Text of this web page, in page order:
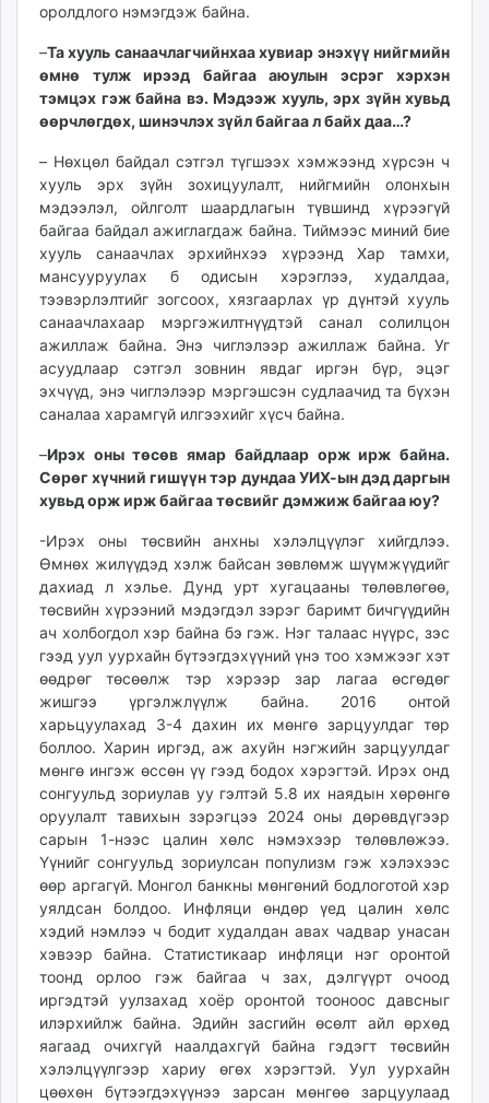
оролдлого нэмэгдэж байна.
–Та хууль санаачлагчийнхаа хувиар энэхүү нийгмийн
өмнө тулж ирээд байгаа аюулын эсрэг хэрхэн
тэмцэх гэж байна вэ. Мэдээж хууль, эрх зүйн хувьд
өөрчлөгдөх, шинэчлэх зүйл байгаа л байх даа…?
– Нөхцөл байдал сэтгэл түгшээх хэмжээнд хүрсэн ч
хууль эрх зүйн зохицуулалт, нийгмийн олонхын
мэдээлэл, ойлголт шаардлагын түвшинд хүрээгүй
байгаа байдал ажиглагдаж байна. Тиймээс миний бие
хууль санаачлах эрхийнхээ хүрээнд Хар тамхи,
мансууруулах б одисын хэрэглээ, худалдаа,
тээвэрлэлтийг зогсоох, хязгаарлах үр дүнтэй хууль
санаачлахаар мэргэжилтнүүдтэй санал солилцон
ажиллаж байна. Энэ чиглэлээр ажиллаж байна. Уг
асуудлаар сэтгэл зовнин явдаг иргэн бүр, эцэг
эхчүүд, энэ чиглэлээр мэргэшсэн судлаачид та бүхэн
саналаа харамгүй илгээхийг хүсч байна.
–Ирэх оны төсөв ямар байдлаар орж ирж байна.
Сөрөг хүчний гишүүн тэр дундаа УИХ-ын дэд даргын
хувьд орж ирж байгаа төсвийг дэмжиж байгаа юу?
-Ирэх оны төсвийн анхны хэлэлцүүлэг хийгдлээ.
Өмнөх жилүүдэд хэлж байсан зөвлөмж шүүмжүүдийг
дахиад л хэлье. Дунд урт хугацааны төлөвлөгөө,
төсвийн хүрээний мэдэгдэл зэрэг баримт бичгүүдийн
ач холбогдол хэр байна бэ гэж. Нэг талаас нүүрс, зэс
гээд уул уурхайн бүтээгдэхүүний үнэ тоо хэмжээг хэт
өөдрөг төсөөлж тэр хэрээр зар лагаа өсгөдөг
жишгээ үргэлжлүүлж байна. 2016 онтой
харьцуулахад 3-4 дахин их мөнгө зарцуулдаг төр
боллоо. Харин иргэд, аж ахуйн нэгжийн зарцуулдаг
мөнгө ингэж өссөн үү гээд бодох хэрэгтэй. Ирэх онд
сонгуульд зориулав уу гэлтэй 5.8 их наядын хөрөнгө
оруулалт тавихын зэрэгцээ 2024 оны дөрөвдүгээр
сарын 1-нээс цалин хөлс нэмэхээр төлөвлөжээ.
Үүнийг сонгуульд зориулсан популизм гэж хэлэхээс
өөр аргагүй. Монгол банкны мөнгөний бодлоготой хэр
уялдсан болдоо. Инфляци өндөр үед цалин хөлс
хэдий нэмлээ ч бодит худалдан авах чадвар унасан
хэвээр байна. Статистикаар инфляци нэг оронтой
тоонд орлоо гэж байгаа ч зах, дэлгүүрт очоод
иргэдтэй уулзахад хоёр оронтой тооноос давсныг
илэрхийлж байна. Эдийн засгийн өсөлт айл өрхөд
яагаад очихгүй наалдахгүй байна гэдэгт төсвийн
хэлэлцүүлгээр хариу өгөх хэрэгтэй. Уул уурхайн
цөөхөн бүтээгдэхүүнээ зарсан мөнгөө зарцуулаад